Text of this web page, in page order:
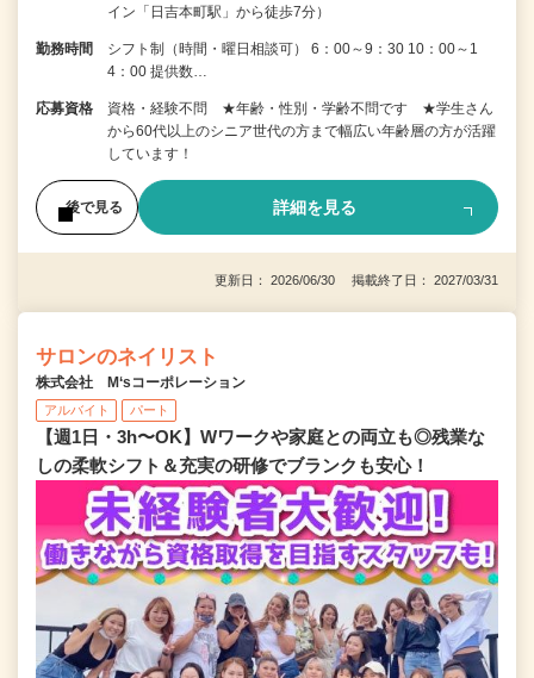
イン「日吉本町駅」から徒歩7分）
勤務時間
シフト制（時間・曜日相談可） 6：00～9：30 10：00～1
4：00 提供数…
応募資格
資格・経験不問 ★年齢・性別・学齢不問です ★学生さん
から60代以上のシニア世代の方まで幅広い年齢層の方が活躍
しています！
後で見る 詳細を見る
更新日： 2026/06/30 掲載終了日： 2027/03/31
サロンのネイリスト
株式会社 M‘sコーポレーション
アルバイト パート
【週1日・3h〜OK】Wワークや家庭との両立も◎残業な
しの柔軟シフト＆充実の研修でブランクも安心！